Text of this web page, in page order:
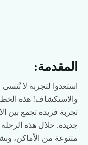
المقدمة:
استعدوا لتجربة لا
والاستكشاف! هذه
تجربة فريدة تجمع بين
جديدة. خلال هذه
متنوعة من الأماكن،